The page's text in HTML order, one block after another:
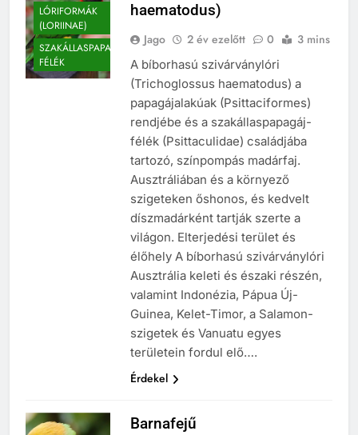
LÓRIFORMÁK
(LORIINAE)
SZAKÁLLASPAPAGÁJ
FÉLÉK
haematodus)
Jago 2 év ezelőtt 0 3 mins
A bíborhasú szivárványlóri
(Trichoglossus haematodus) a
papagájalakúak (Psittaciformes)
rendjébe és a szakállaspapagáj-
félék (Psittaculidae) családjába
tartozó, színpompás madárfaj.
Ausztráliában és a környező
szigeteken őshonos, és kedvelt
díszmadárként tartják szerte a
világon. Elterjedési terület és
élőhely A bíborhasú szivárványlóri
Ausztrália keleti és északi részén,
valamint Indonézia, Pápua Új-
Guinea, Kelet-Timor, a Salamon-
szigetek és Vanuatu egyes
területein fordul elő….
Érdekel
Barnafejű